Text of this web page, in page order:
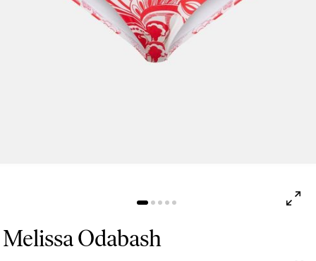
Melissa Odabash